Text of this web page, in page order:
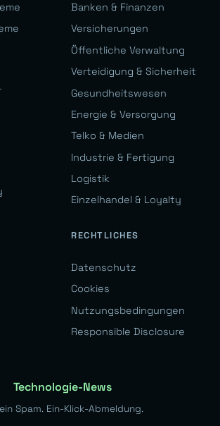
Banken & Finanzen
Versicherungen
Öffentliche Verwaltung
Verteidigung & Sicherheit
Gesundheitswesen
Energie & Versorgung
Telko & Medien
Industrie & Fertigung
Logistik
Einzelhandel & Loyalty
RECHTLICHES
Datenschutz
Cookies
Nutzungsbedingungen
Responsible Disclosure
Technologie-News
Spam. Ein-Klick-Abmeldung.